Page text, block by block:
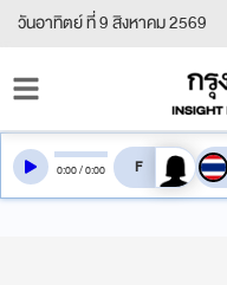
วันอาทิตย์ ที่ 9 สิงหาคม 2569
0:00/0:00 สลับเสียงอ่าน